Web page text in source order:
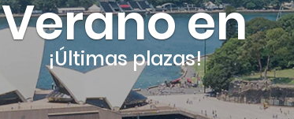
Verano en
¡Últimas plazas!